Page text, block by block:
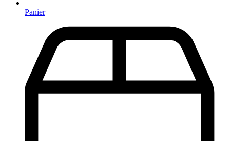
Panier